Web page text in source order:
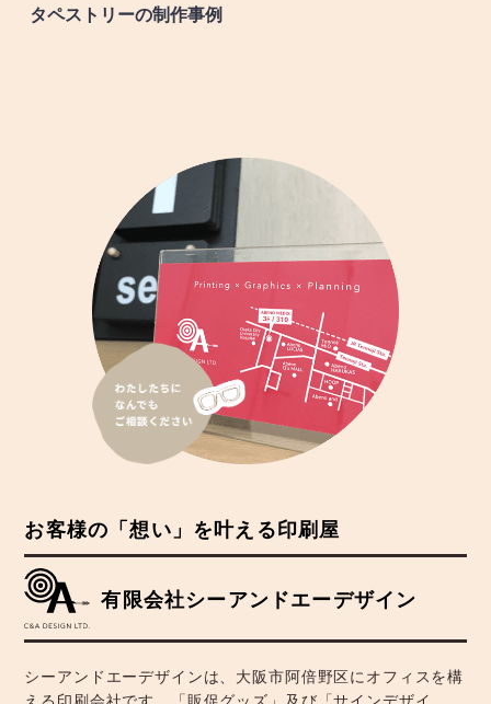
タペストリーの制作事例
お客様の「想い」を叶える印刷屋
有限会社シーアンドエーデザイン
シーアンドエーデザインは、大阪市阿倍野区にオフィスを構